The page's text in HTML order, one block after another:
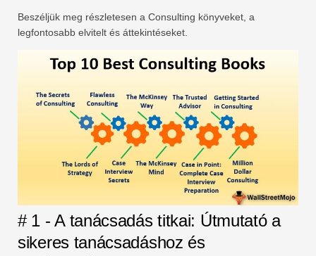
Beszéljük meg részletesen a Consulting könyveket, a
legfontosabb elvitelt és áttekintéseket.
# 1 - A tanácsadás titkai: Útmutató a
sikeres tanácsadáshoz és